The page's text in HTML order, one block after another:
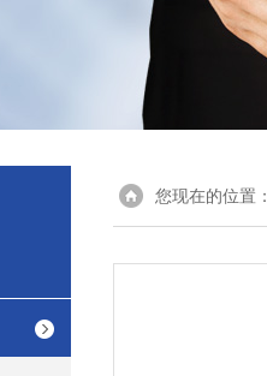
您现在的位置：